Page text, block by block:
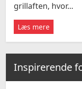
grillaften, hvor...
Læs mere
Inspirerende